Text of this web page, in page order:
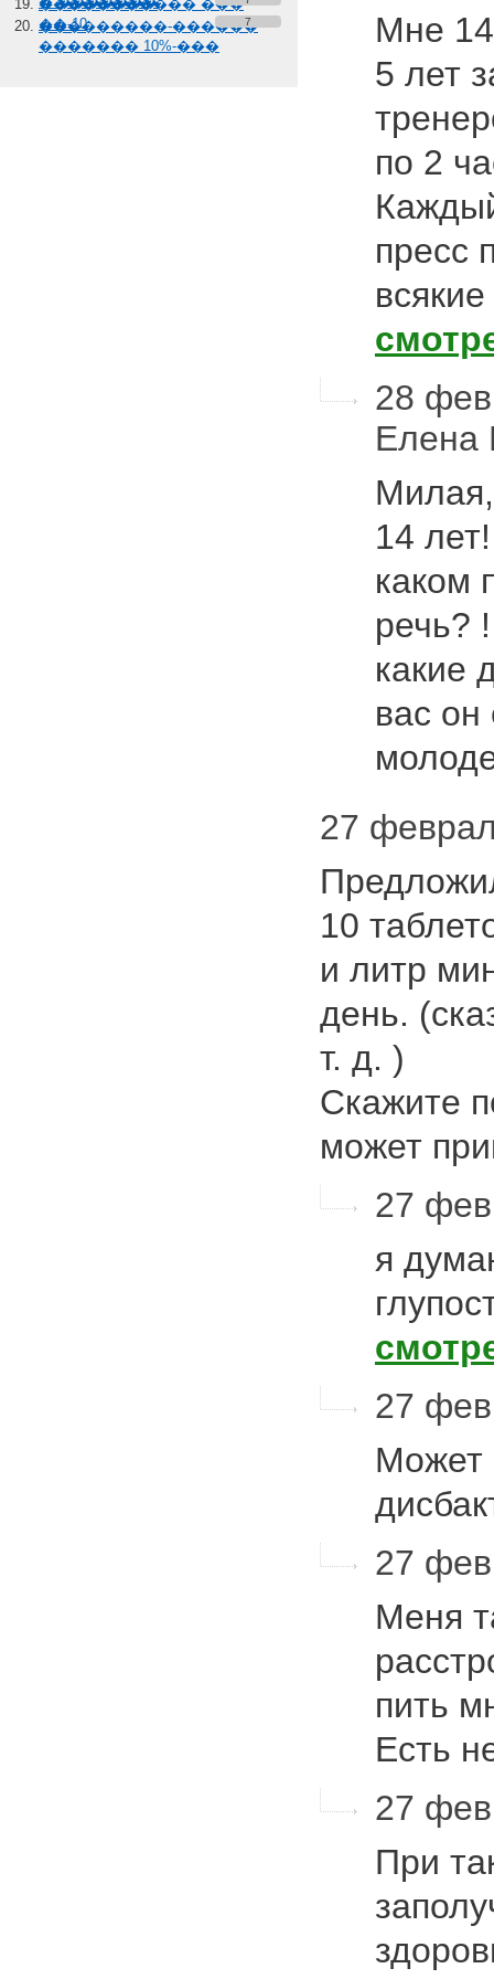
����������� ���
��-10
���������-������
������� 10%-���
7
Мне
5 лет
по 2
пресс
28
Елена
14
каком
речь?
какие
вас он
27
10
и литр
день.
т. д. )
Скажите
может
27
я
27
Может
27
Меня
пить
Есть
27
При